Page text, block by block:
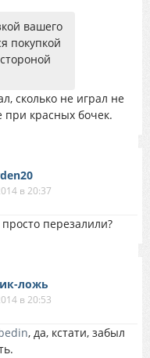
вашего
покупкой
сколько не играл не
при красных бочек.
в 20:37
перезалили?
ложь
в 20:53
, да, кстати, забыл